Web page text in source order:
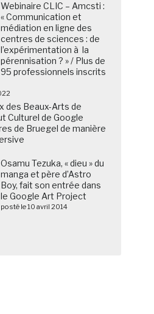
Webinaire CLIC – Amcsti :
« Communication et
médiation en ligne des
centres de sciences : de
l’expérimentation à la
pérennisation ? » / Plus de
95 professionnels inscrits
des Beaux-Arts de
Culturel de Google
de Bruegel de manière
Osamu Tezuka, « dieu » du
manga et père d’Astro
Boy, fait son entrée dans
le Google Art Project
posté le 10 avril 2014